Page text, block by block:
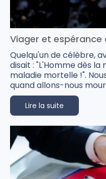
Viager et espérance
Quelqu'un de célèbre,
disait : "L'Homme dès
maladie mortelle !".
quand allons-nous
Lire la suite